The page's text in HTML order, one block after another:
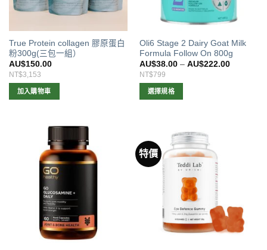
True Protein collagen 膠原蛋白
粉300g(三包一組）
AU$150.00
NT$3,153
加入購物車
Oli6 Stage 2 Dairy Goat Milk
Formula Follow On 800g
AU$38.00– AU$222.00
NT$799
選擇規格
有
多
種
特價